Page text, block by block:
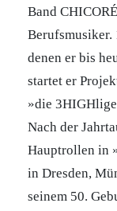
Band
Berufsmusiker.
denen er bis
startet er
»die
Nach der
Hauptrollen in
in Dresden,
seinem 50.